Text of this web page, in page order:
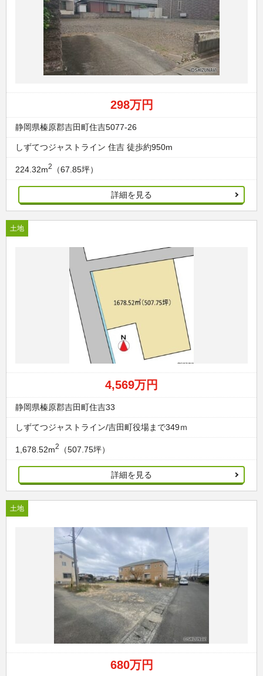
298万円
静岡県榛原郡吉田町住吉5077-26
しずてつジャストライン 住吉 徒歩約950m
224.32m2 （67.85坪）
詳細を見る
土地
4,569万円
静岡県榛原郡吉田町住吉33
しずてつジャストライン/吉田町役場まで349ｍ
1,678.52m2 （507.75坪）
詳細を見る
土地
680万円